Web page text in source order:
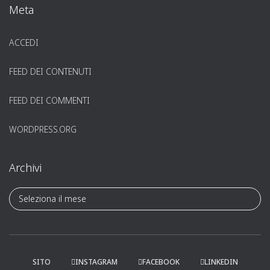
Meta
ACCEDI
FEED DEI CONTENUTI
FEED DEI COMMENTI
WORDPRESS.ORG
Archivi
A
r
h
SITO INSTAGRAM FACEBOOK LINKEDIN